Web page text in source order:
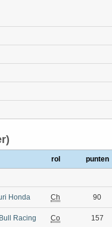
rol punten
Honda Ch 90
Racing Co 157